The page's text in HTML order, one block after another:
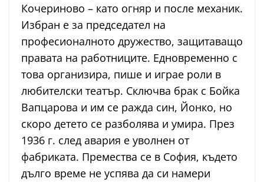
Кочериново – като огняр и после механик.
Избран е за председател на
професионалното дружество, защитаващо
правата на работниците. Едновременно с
това организира, пише и играе роли в
любителски театър. Сключва брак с Бойка
Вапцарова и им се ражда син, Йонко, но
скоро детето се разболява и умира. През
1936 г. след авария е уволнен от
фабриката. Премества се в София, където
дълго време не успява да си намери